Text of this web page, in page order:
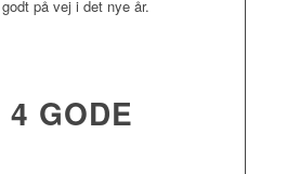
på vej i det nye år.
GODE